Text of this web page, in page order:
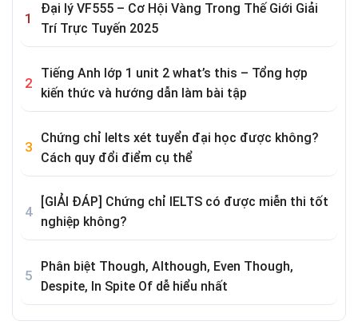
Đại lý VF555 – Cơ Hội Vàng Trong Thế Giới Giải
Trí Trực Tuyến 2025
Tiếng Anh lớp 1 unit 2 what’s this – Tổng hợp
kiến thức và hướng dẫn làm bài tập
Chứng chỉ Ielts xét tuyển đại học được không?
Cách quy đổi điểm cụ thể
[GIẢI ĐÁP] Chứng chỉ IELTS có được miễn thi tốt
nghiệp không?
Phân biệt Though, Although, Even Though,
Despite, In Spite Of dễ hiểu nhất